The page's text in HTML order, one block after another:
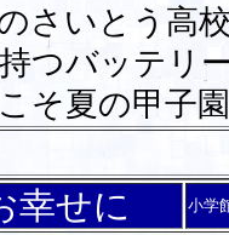
さいとう高
つバッテリ
そ夏の甲子
幸せに 小学